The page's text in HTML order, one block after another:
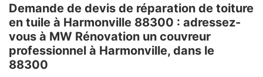
Demande de devis de réparation de toiture
en tuile à Harmonville 88300 : adressez-
vous à MW Rénovation un couvreur
professionnel à Harmonville, dans le
88300